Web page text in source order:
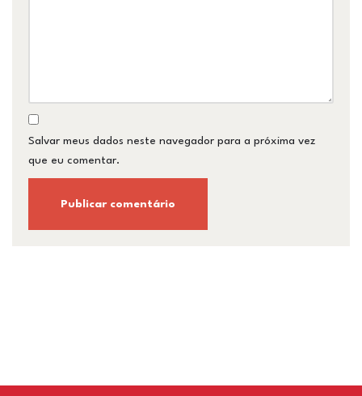
Salvar meus dados neste navegador para a próxima vez
que eu comentar.